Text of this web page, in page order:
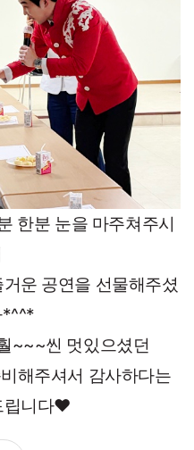
한분 눈을 마주쳐주시
운 공연을 선물해주셨
*^^*
~~~씬 멋있으셨던
해주셔서 감사하다는
립니다♥